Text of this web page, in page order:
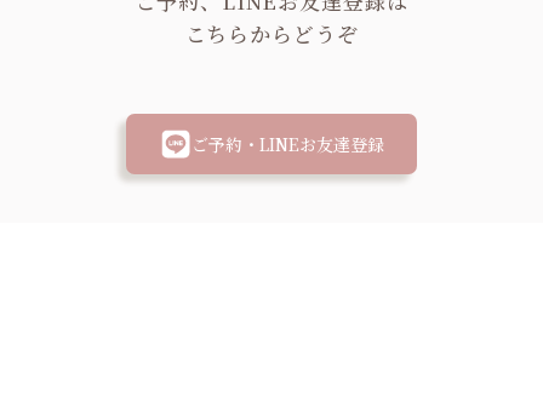
こちらからどうぞ
ご予約・LINEお友達登録